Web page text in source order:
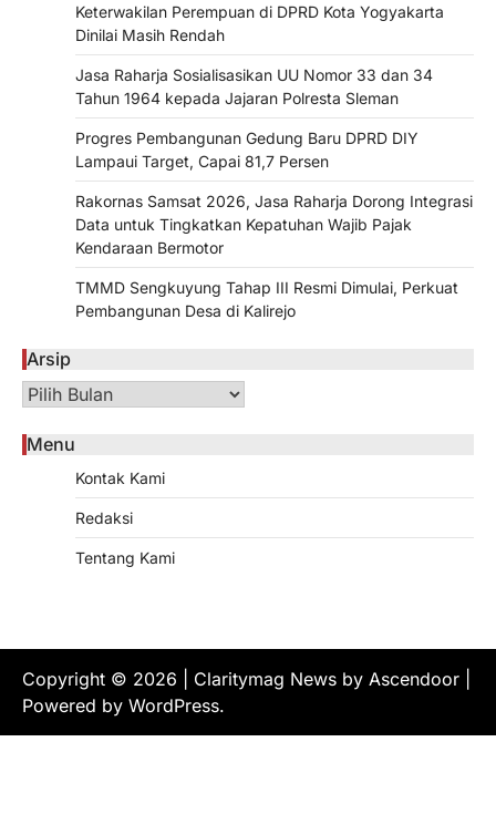
Keterwakilan Perempuan di DPRD Kota Yogyakarta
Dinilai Masih Rendah
Jasa Raharja Sosialisasikan UU Nomor 33 dan 34
Tahun 1964 kepada Jajaran Polresta Sleman
Progres Pembangunan Gedung Baru DPRD DIY
Lampaui Target, Capai 81,7 Persen
Rakornas Samsat 2026, Jasa Raharja Dorong Integrasi
Data untuk Tingkatkan Kepatuhan Wajib Pajak
Kendaraan Bermotor
TMMD Sengkuyung Tahap III Resmi Dimulai, Perkuat
Pembangunan Desa di Kalirejo
Arsip
Arsip
Menu
Kontak Kami
Redaksi
Tentang Kami
Copyright © 2026 | Claritymag News by Ascendoor
Powered by WordPress.